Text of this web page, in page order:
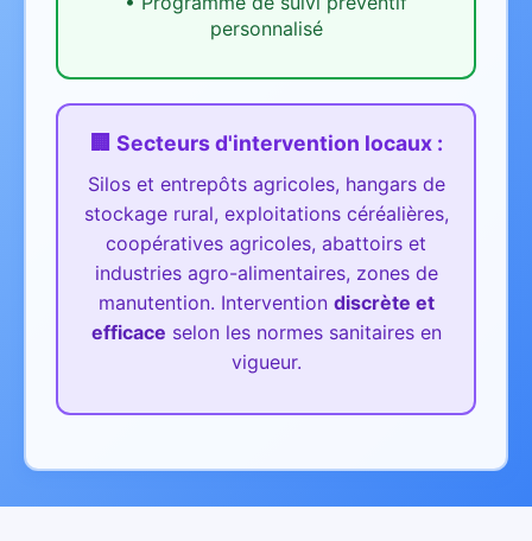
personnalisé
🏢 Secteurs d'intervention locaux :
Silos et entrepôts agricoles, hangars de
stockage rural, exploitations céréalières,
coopératives agricoles, abattoirs et
industries agro-alimentaires, zones de
manutention. Intervention discrète et
efficace selon les normes sanitaires en
vigueur.